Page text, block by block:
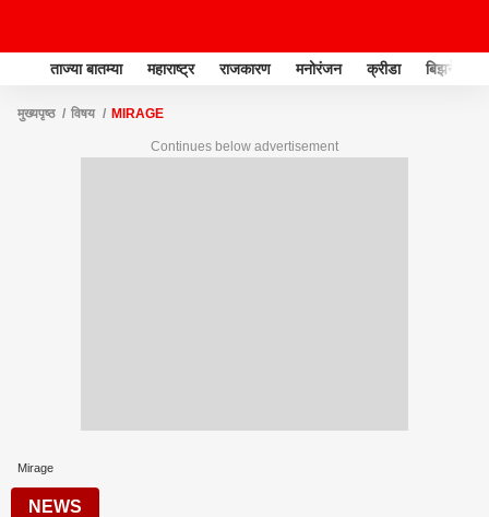
ताज्या बातम्या महाराष्ट्र राजकारण मनोरंजन क्रीडा बिझनेस
मुख्यपृष्ठ विषय MIRAGE
Continues below advertisement
Mirage
NEWS